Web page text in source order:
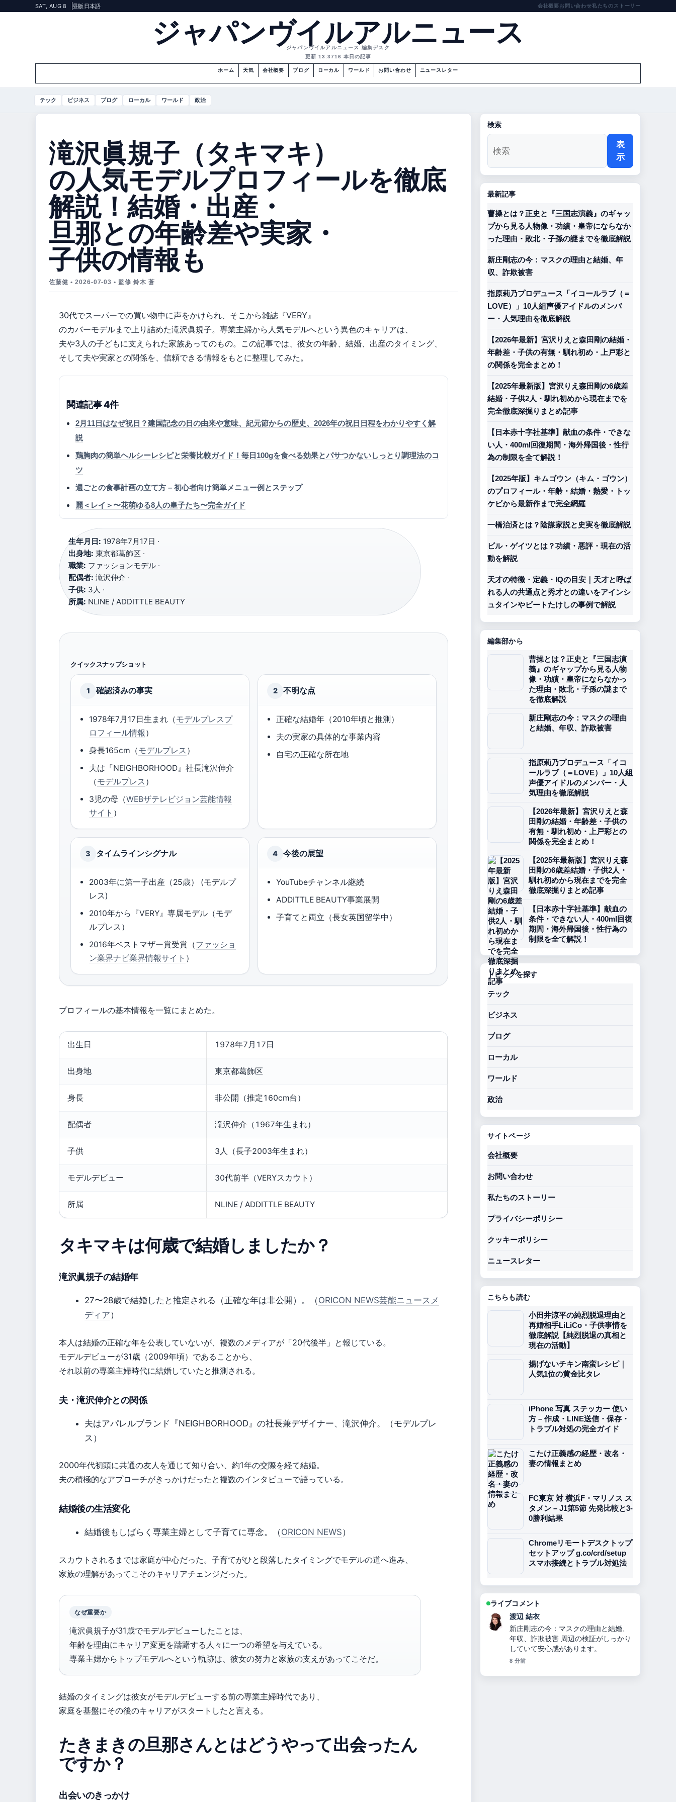
SAT, AUG 8 昼版 日本語 会社概要お問い合わせ私たちのストーリー
ジャパンヴイルアルニュース
ジャパンヴイルアルニュース 編集デスク
更新 13:3716 本日の記事
ホーム 天気 会社概要 ブログ ローカル ワールド お問い合わせ ニュースレター
テック ビジネス ブログ ローカル ワールド 政治
滝沢眞規子（タキマキ）
の人気モデルプロフィールを徹底
解説！結婚・出産・
旦那との年齢差や実家・
子供の情報も
佐藤健 • 2026-07-03 • 監修 鈴木 蒼
30代でスーパーでの買い物中に声をかけられ、そこから雑誌『VERY』
のカバーモデルまで上り詰めた滝沢眞規子。専業主婦から人気モデルへという異色のキャリアは、
夫や3人の子どもに支えられた家族あってのもの。この記事では、彼女の年齢、結婚、出産のタイミング、
そして夫や実家との関係を、信頼できる情報をもとに整理してみた。
関連記事 4件
2月11日はなぜ祝日？建国記念の日の由来や意味、紀元節からの歴史、2026年の祝日日程をわかりやすく解
説
鶏胸肉の簡単ヘルシーレシピと栄養比較ガイド！毎日100gを食べる効果とパサつかないしっとり調理法のコ
ツ
週ごとの食事計画の立て方 – 初心者向け簡単メニュー例とステップ
麗＜レイ＞〜花萌ゆる8人の皇子たち〜完全ガイド
生年月日: 1978年7月17日 ·
出身地: 東京都葛飾区 ·
職業: ファッションモデル ·
配偶者: 滝沢伸介 ·
子供: 3人 ·
所属: NLINE / ADDITTLE BEAUTY
クイックスナップショット
1 確認済みの事実
1978年7月17日生まれ（モデルプレスプ
ロフィール情報 ）
身長165cm（モデルプレス ）
夫は『NEIGHBORHOOD』社長滝沢伸介
（モデルプレス ）
3児の母（WEBザテレビジョン芸能情報
サイト ）
2 不明な点
正確な結婚年（2010年頃と推測）
夫の実家の具体的な事業内容
自宅の正確な所在地
3 タイムラインシグナル
2003年に第一子出産（25歳） (モデルプ
レス)
2010年から『VERY』専属モデル（モデ
ルプレス）
2016年ベストマザー賞受賞（ファッショ
ン業界ナビ業界情報サイト ）
4 今後の展望
YouTubeチャンネル継続
ADDITTLE BEAUTY事業展開
子育てと両立（長女英国留学中）
プロフィールの基本情報を一覧にまとめた。
出生日 1978年7月17日
出身地 東京都葛飾区
身長 非公開（推定160cm台）
配偶者 滝沢伸介（1967年生まれ）
子供 3人（長子2003年生まれ）
モデルデビュー 30代前半（VERYスカウト）
所属 NLINE / ADDITTLE BEAUTY
タキマキは何歳で結婚しましたか？
滝沢眞規子の結婚年
27〜28歳で結婚したと推定される（正確な年は非公開）。（ORICON NEWS芸能ニュースメ
ディア）
本人は結婚の正確な年を公表していないが、複数のメディアが「20代後半」と報じている。
モデルデビューが31歳（2009年頃）であることから、
それ以前の専業主婦時代に結婚していたと推測される。
夫・滝沢伸介との関係
夫はアパレルブランド『NEIGHBORHOOD』の社長兼デザイナー、滝沢伸介。（モデルプレ
ス）
2000年代初頭に共通の友人を通じて知り合い、約1年の交際を経て結婚。
夫の積極的なアプローチがきっかけだったと複数のインタビューで語っている。
結婚後の生活変化
結婚後もしばらく専業主婦として子育てに専念。（ORICON NEWS）
スカウトされるまでは家庭が中心だった。子育てがひと段落したタイミングでモデルの道へ進み、
家族の理解があってこそのキャリアチェンジだった。
なぜ重要か
滝沢眞規子が31歳でモデルデビューしたことは、
年齢を理由にキャリア変更を躊躇する人々に一つの希望を与えている。
専業主婦からトップモデルへという軌跡は、彼女の努力と家族の支えがあってこそだ。
結婚のタイミングは彼女がモデルデビューする前の専業主婦時代であり、
家庭を基盤にその後のキャリアがスタートしたと言える。
たきまきの旦那さんとはどうやって出会ったん
ですか？
出会いのきっかけ
検索
表
示
最新記事
曹操とは？正史と『三国志演義』のギャッ
プから見る人物像・功績・皇帝にならなか
った理由・敗北・子孫の謎までを徹底解説
新庄剛志の今：マスクの理由と結婚、年
収、詐欺被害
指原莉乃プロデュース「イコールラブ（＝
LOVE）」10人組声優アイドルのメンバ
ー・人気理由を徹底解説
【2026年最新】宮沢りえと森田剛の結婚・
年齢差・子供の有無・馴れ初め・上戸彩と
の関係を完全まとめ！
【2025年最新版】宮沢りえ森田剛の6歳差
結婚・子供2人・馴れ初めから現在までを
完全徹底深掘りまとめ記事
【日本赤十字社基準】献血の条件・できな
い人・400ml回復期間・海外帰国後・性行
為の制限を全て解説！
【2025年版】キムゴウン（キム・ゴウン）
のプロフィール・年齢・結婚・熱愛・トッ
ケビから最新作まで完全網羅
一橋治済とは？陰謀家説と史実を徹底解説
ビル・ゲイツとは？功績・悪評・現在の活
動を解説
天才の特徴・定義・IQの目安｜天才と呼ば
れる人の共通点と秀才との違いをアインシ
ュタインやビートたけしの事例で解説
編集部から
曹操とは？正史と『三国志演
義』のギャップから見る人物
像・功績・皇帝にならなかっ
た理由・敗北・子孫の謎まで
を徹底解説
新庄剛志の今：マスクの理由
と結婚、年収、詐欺被害
指原莉乃プロデュース「イコ
ールラブ（＝LOVE）」10人組
声優アイドルのメンバー・人
気理由を徹底解説
【2026年最新】宮沢りえと森
田剛の結婚・年齢差・子供の
有無・馴れ初め・上戸彩との
関係を完全まとめ！
【2025年最新版】宮沢りえ森
田剛の6歳差結婚・子供2人・
馴れ初めから現在までを完全
徹底深掘りまとめ記事
【日本赤十字社基準】献血の
条件・できない人・400ml回復
期間・海外帰国後・性行為の
制限を全て解説！
トピックを探す
テック
ビジネス
ブログ
ローカル
ワールド
政治
サイトページ
会社概要
お問い合わせ
私たちのストーリー
プライバシーポリシー
クッキーポリシー
ニュースレター
こちらも読む
小田井涼平の純烈脱退理由と
再婚相手LiLiCo・子供事情を
徹底解説【純烈脱退の真相と
現在の活動】
揚げないチキン南蛮レシピ｜
人気1位の黄金比タレ
iPhone 写真 ステッカー 使い
方 – 作成・LINE送信・保存・
トラブル対処の完全ガイド
こたけ正義感の経歴・改名・
妻の情報まとめ
FC東京 対 横浜F・マリノス ス
タメン – J1第5節 先発比較と3-
0勝利結果
Chromeリモートデスクトップ
セットアップ g.co/crd/setup
スマホ接続とトラブル対処法
ライブコメント
渡辺 結衣
新庄剛志の今：マスクの理由と結婚、
年収、詐欺被害 周辺の検証がしっかり
していて安心感があります。
8 分前